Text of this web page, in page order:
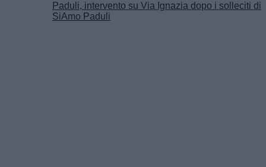
Paduli, intervento su Via Ignazia dopo i solleciti di
SiAmo Paduli